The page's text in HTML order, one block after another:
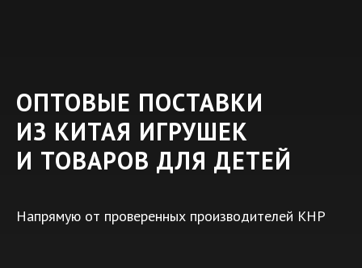
ОПТОВЫЕ ПОСТАВКИ
ИЗ КИТАЯ ИГРУШЕК
И ТОВАРОВ ДЛЯ ДЕТЕЙ
Напрямую от проверенных производителей КНР